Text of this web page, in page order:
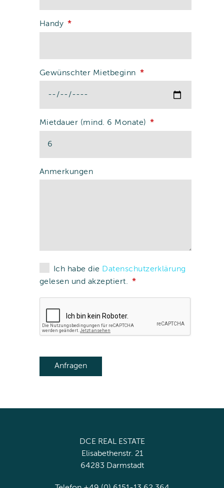
Handy
Gewünschter Mietbeginn
Mietdauer (mind. 6 Monate)
Anmerkungen
Ich habe die Datenschutzerklärung
gelesen und akzeptiert.
DCE REAL ESTATE
Elisabethenstr. 21
64283 Darmstadt